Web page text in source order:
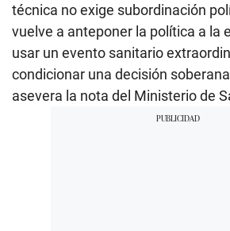
técnica no exige subordinación
vuelve a anteponer la política a la
usar un evento sanitario
condicionar una decisión
asevera la nota del Ministerio de